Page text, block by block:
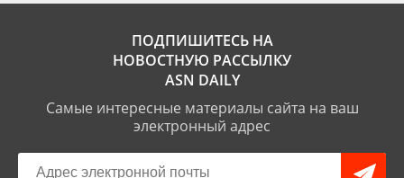
ПОДПИШИТЕСЬ НА
НОВОСТНУЮ РАССЫЛКУ
ASN DAILY
Самые интересные материалы сайта на ваш
электронный адрес